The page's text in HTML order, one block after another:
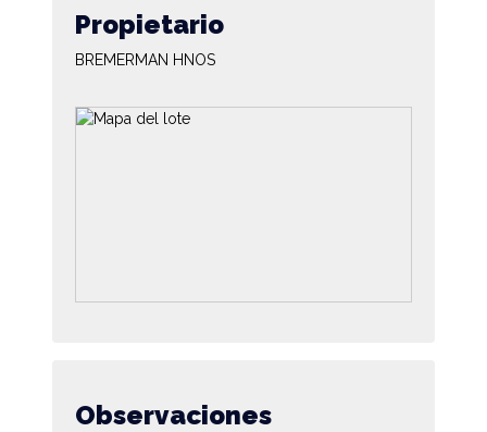
Propietario
BREMERMAN HNOS
Observaciones